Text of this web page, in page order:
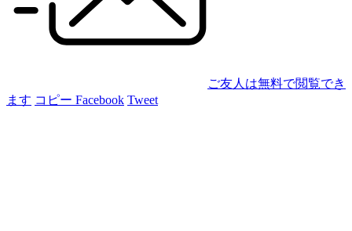
ご友人は無料で閲覧でき
ます コピー Facebook Tweet